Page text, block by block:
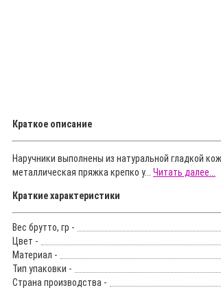
Краткое описание
Наручники выполнены из натуральной гладкой
металлическая пряжка крепко у... Читать далее...
Краткие характеристики
Вес брутто, гр -
Цвет -
Материал -
Тип упаковки -
Страна производства -